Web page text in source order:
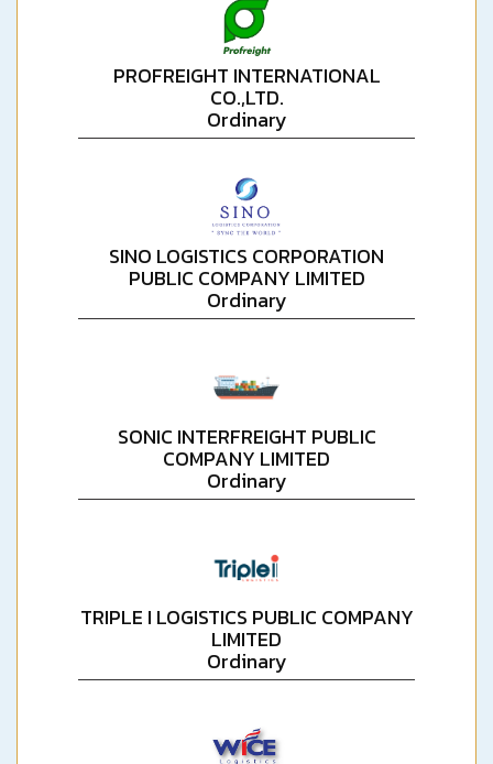
PROFREIGHT INTERNATIONAL
CO.,LTD.
Ordinary
SINO LOGISTICS CORPORATION
PUBLIC COMPANY LIMITED
Ordinary
SONIC INTERFREIGHT PUBLIC
COMPANY LIMITED
Ordinary
TRIPLE I LOGISTICS PUBLIC COMPANY
LIMITED
Ordinary